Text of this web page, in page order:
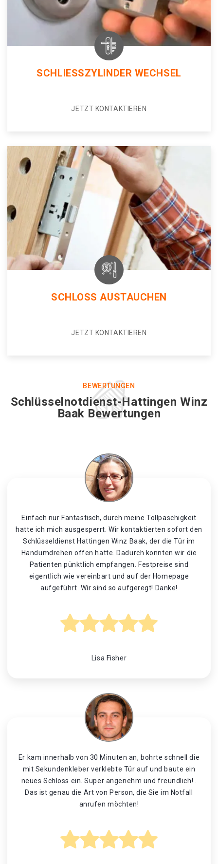
SCHLIESSZYLINDER WECHSEL
JETZT KONTAKTIEREN
SCHLOSS AUSTAUCHEN
JETZT KONTAKTIEREN
BEWERTUNGEN
Schlüsselnotdienst-Hattingen Winz
Baak Bewertungen
Einfach nur Fantastisch, durch meine Tollpaschigkeit
hatte ich mich ausgesperrt. Wir kontaktierten sofort den
Schlüsseldienst Hattingen Winz Baak, der die Tür im
Handumdrehen offen hatte. Dadurch konnten wir die
Patienten pünktlich empfangen. Festpreise sind
eigentlich wie vereinbart und auf der Homepage
aufgeführt. Wir sind so aufgeregt! Danke!
Lisa Fisher
Er kam innerhalb von 30 Minuten an, bohrte schnell die
mit Sekundenkleber verklebte Tür auf und baute ein
neues Schloss ein. Super angenehm und freundlich! .
Das ist genau die Art von Person, die Sie im Notfall
anrufen möchten!